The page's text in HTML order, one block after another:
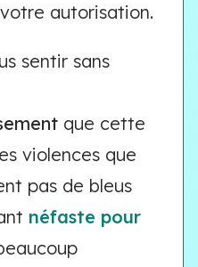
autorisation.
sentir sans
que cette
violences que
pas de bleus
néfaste pour